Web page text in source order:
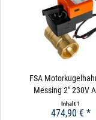
FSA
Messing 2" 230V
Inhalt1
474,90 € *